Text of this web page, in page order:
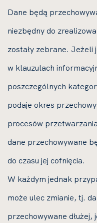
Dane będą
niezbędny do
zostały zebrane.
w klauzulach
poszczególnych
podaje okres
procesów
dane przechowywane
do czasu jej cofnięcia.
W każdym jednak
może ulec zmianie, tj.
przechowywane